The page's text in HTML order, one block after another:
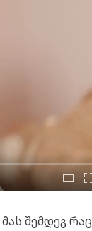
მას შემდეგ რაც